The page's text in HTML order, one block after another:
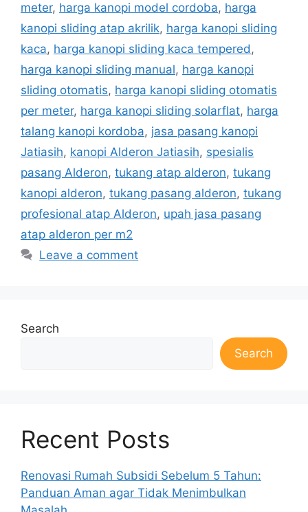
meter, harga kanopi model cordoba, harga
kanopi sliding atap akrilik, harga kanopi sliding
kaca, harga kanopi sliding kaca tempered,
harga kanopi sliding manual, harga kanopi
sliding otomatis, harga kanopi sliding otomatis
per meter, harga kanopi sliding solarflat, harga
talang kanopi kordoba, jasa pasang kanopi
Jatiasih, kanopi Alderon Jatiasih, spesialis
pasang Alderon, tukang atap alderon, tukang
kanopi alderon, tukang pasang alderon, tukang
profesional atap Alderon, upah jasa pasang
atap alderon per m2
Leave a comment
Search
Search
Recent Posts
Renovasi Rumah Subsidi Sebelum 5 Tahun:
Panduan Aman agar Tidak Menimbulkan